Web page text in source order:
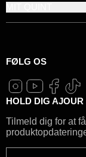
FØLG OS
HOLD DIG AJOUR
Tilmeld dig for at